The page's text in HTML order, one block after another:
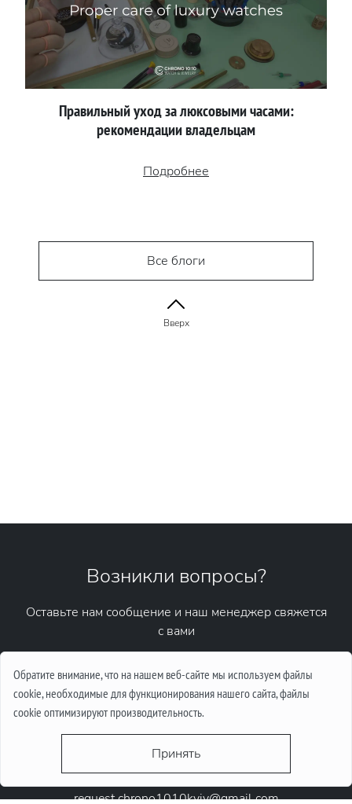
Обратите внимание, что на нашем веб-сайте мы используем файлы
cookie, необходимые для функционирования нашего сайта, файлы
cookie оптимизируют производительность.
Принять
Правильный уход за люксовыми часами:
рекомендации владельцам
Подробнее
Все блоги
Вверх
request.chrono1010kyiv@gmail.com
Возникли вопросы?
Оставьте нам сообщение и наш менеджер свяжется
с вами
Написать сообщение